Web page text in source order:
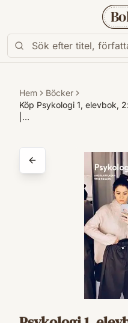
Hem
Böcker
Köp Psykologi 1, elevbok,
|…